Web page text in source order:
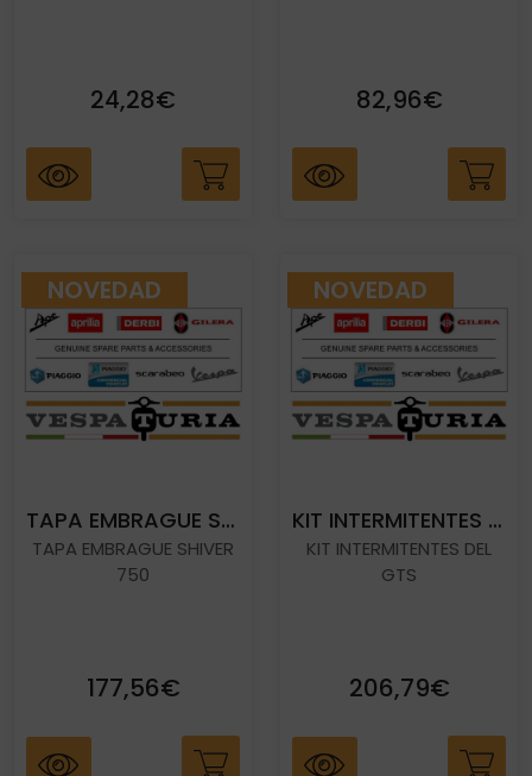
24,28€ 82,96€
NOVEDAD
TAPA EMBRAGUE SHIVER 750
TAPA EMBRAGUE SHIVER
750
177,56€
NOVEDAD
KIT INTERMITENTES DEL GTS CON LUZ POSICION
KIT INTERMITENTES DEL
GTS
206,79€